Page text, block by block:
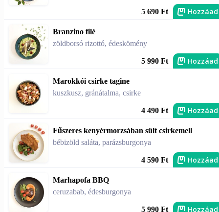
5 690 Ft Hozzáad
Branzino filé
zöldborsó rizottó, édeskömény
5 990 Ft Hozzáad
Marokkói csirke tagine
kuszkusz, gránátalma, csirke
4 490 Ft Hozzáad
Fűszeres kenyérmorzsában sült csirkemell
bébizöld saláta, parázsburgonya
4 590 Ft Hozzáad
Marhapofa BBQ
ceruzabab, édesburgonya
5 990 Ft Hozzáad